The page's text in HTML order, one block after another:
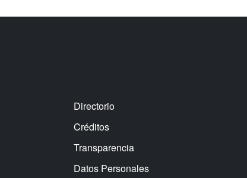
Directorio
Créditos
Transparencia
Datos Personales